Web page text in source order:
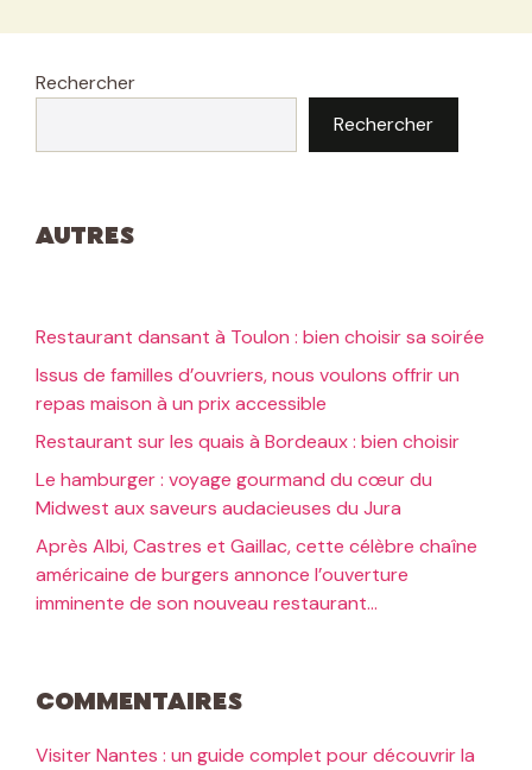
Rechercher
Rechercher
Autres
Restaurant dansant à Toulon : bien choisir sa soirée
Issus de familles d’ouvriers, nous voulons offrir un
repas maison à un prix accessible
Restaurant sur les quais à Bordeaux : bien choisir
Le hamburger : voyage gourmand du cœur du
Midwest aux saveurs audacieuses du Jura
Après Albi, Castres et Gaillac, cette célèbre chaîne
américaine de burgers annonce l’ouverture
imminente de son nouveau restaurant…
Commentaires
Visiter Nantes : un guide complet pour découvrir la